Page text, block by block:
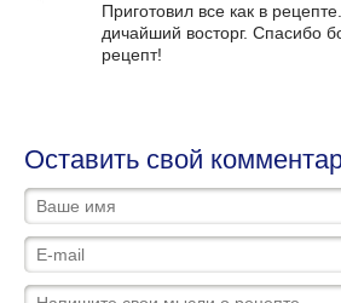
Приготовил все как в
дичайший восторг. Спасибо
рецепт!
Оставить свой